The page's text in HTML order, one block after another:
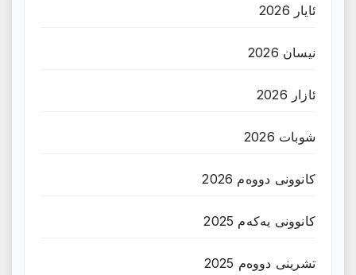
ئایار 2026
نیسان 2026
ئازار 2026
شوبات 2026
کانوونی دووەم 2026
کانوونی یەکەم 2025
تشرینی دووەم 2025